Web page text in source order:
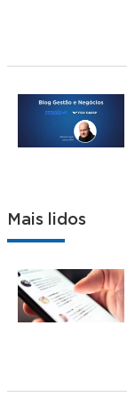
Mais lidos